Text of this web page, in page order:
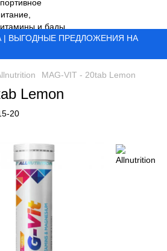
| ВЫГОДНЫЕ ПРЕДЛОЖЕНИЯ НА
MAG-VIT - 20tab Lemon
Lemon
20